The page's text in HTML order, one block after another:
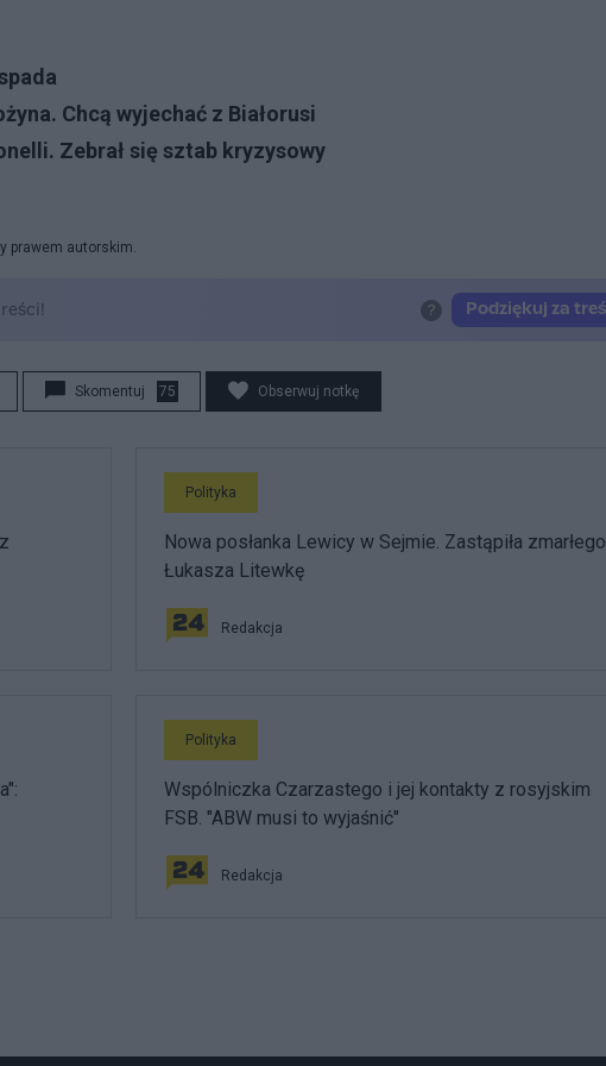
Chcą wyjechać z Białorusi
Zebrał się sztab kryzysowy
prawem autorskim.
Skomentuj 75 Obserwuj notkę
Polityka
Nowa posłanka Lewicy w Sejmie. Zastąpiła zmarłego
Łukasza Litewkę
Redakcja
Polityka
Wspólniczka Czarzastego i jej kontakty z rosyjskim
FSB. "ABW musi to wyjaśnić"
Redakcja